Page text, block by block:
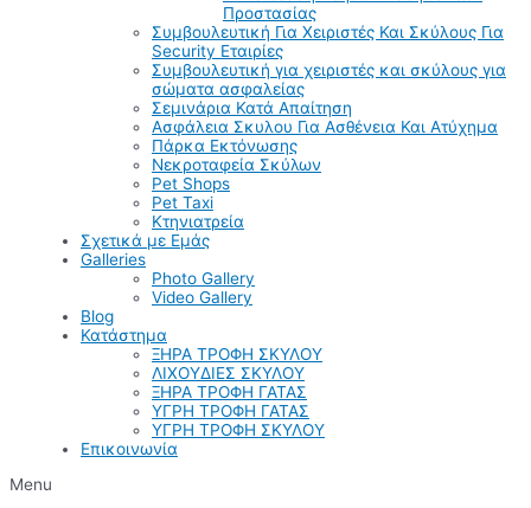
Προστασίας
Συμβουλευτική Για Χειριστές Και Σκύλους Για
Security Εταιρίες
Συμβουλευτική για χειριστές και σκύλους για
σώματα ασφαλείας
Σεμινάρια Κατά Απαίτηση
Ασφάλεια Σκυλου Για Ασθένεια Και Ατύχημα
Πάρκα Εκτόνωσης
Νεκροταφεία Σκύλων
Pet Shops
Pet Taxi
Κτηνιατρεία
Σχετικά με Εμάς
Galleries
Photo Gallery
Video Gallery
Blog
Κατάστημα
ΞΗΡΑ ΤΡΟΦΗ ΣΚΥΛΟΥ
ΛΙΧΟΥΔΙΕΣ ΣΚΥΛΟΥ
ΞΗΡΑ ΤΡΟΦΗ ΓΑΤΑΣ
ΥΓΡΗ ΤΡΟΦΗ ΓΑΤΑΣ
ΥΓΡΗ ΤΡΟΦΗ ΣΚΥΛΟΥ
Επικοινωνία
Menu